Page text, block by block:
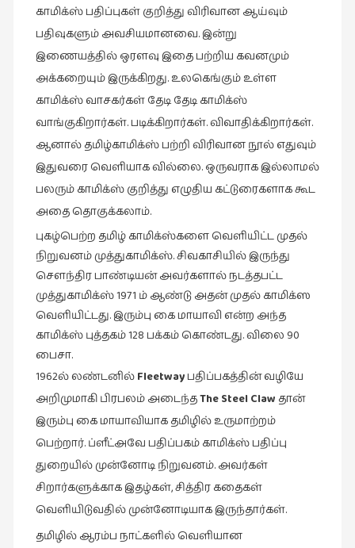
காமிக்ஸ் பதிப்புகள் குறித்து விரிவான ஆய்வும்
பதிவுகளும் அவசியமானவை. இன்று
இணையத்தில் ஒரளவு இதை பற்றிய கவனமும்
அக்கறையும் இருக்கிறது. உலகெங்கும் உள்ள
காமிக்ஸ் வாசகர்கள் தேடி தேடி காமிக்ஸ்
வாங்குகிறார்கள். படிக்கிறார்கள். விவாதிக்கிறார்கள்.
ஆனால் தமிழ்காமிக்ஸ் பற்றி விரிவான நூல் எதுவும்
இதுவரை வெளியாக வில்லை. ஒருவராக இல்லாமல்
பலரும் காமிக்ஸ் குறித்து எழுதிய கட்டுரைகளாக கூட
அதை தொகுக்கலாம்.
புகழ்பெற்ற தமிழ் காமிக்ஸ்களை வெளியிட்ட முதல்
நிறுவனம் முத்துகாமிக்ஸ். சிவகாசியில் இருந்து
சௌந்திர பாண்டியன் அவர்களால் நடத்தபட்ட
முத்துகாமிக்ஸ் 1971 ம் ஆண்டு அதன் முதல் காமிக்ஸ
வெளியிட்டது. இரும்பு கை மாயாவி என்ற அந்த
காமிக்ஸ் புத்தகம் 128 பக்கம் கொண்டது. விலை 90
பைசா.
1962ல் லண்டனில்Fleetwayபதிப்பகத்தின் வழியே
அறிமுமாகி பிரபலம் அடைந்தThe Steel Claw தான்
இரும்பு கை மாயாவியாக தமிழில் உருமாற்றம்
பெற்றார். ப்ளீட்அவே பதிப்பகம் காமிக்ஸ் பதிப்பு
துறையில் முன்னோடி நிறுவனம். அவர்கள்
சிறார்களுக்காக இதழ்கள், சித்திர கதைகள்
வெளியிடுவதில் முன்னோடியாக இருந்தார்கள்.
தமிழில் ஆரம்ப நாட்களில் வெளியான